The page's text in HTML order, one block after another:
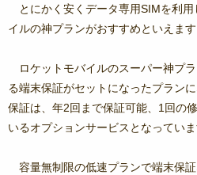
とにかく安くデータ専用SIMを利
イルの神プランがおすすめといえます
ロケットモバイルのスーパー神プ
る端末保証がセットになったプラン
保証は、年2回まで保証可能、1回の
いるオプションサービスとなっていま
容量無制限の低速プランで端末保